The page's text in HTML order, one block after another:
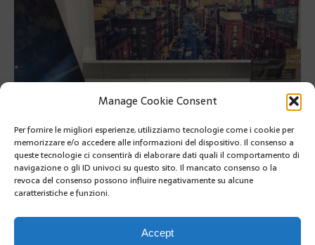
Manage Cookie Consent
Per fornire le migliori esperienze, utilizziamo tecnologie come i cookie per
memorizzare e/o accedere alle informazioni del dispositivo. Il consenso a
queste tecnologie ci consentirà di elaborare dati quali il comportamento di
navigazione o gli ID univoci su questo sito. Il mancato consenso o la
revoca del consenso possono influire negativamente su alcune
caratteristiche e funzioni.
Accept
PRÉCÉDENT